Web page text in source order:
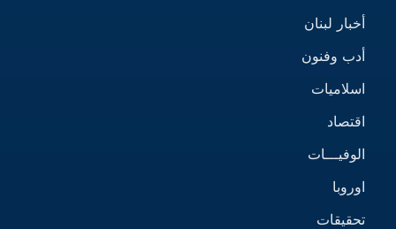
أخبار لبنان
أدب وفنون
اسلاميات
اقتصاد
الوفيـــات
اوروبا
تحقيقات